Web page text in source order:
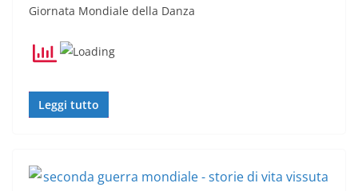
Giornata Mondiale della Danza
Leggi tutto